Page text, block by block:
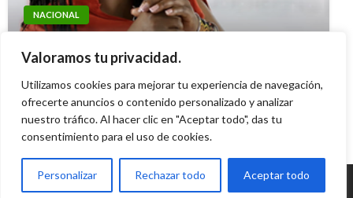
Valoramos tu privacidad.
Utilizamos cookies para mejorar tu experiencia de navegación,
ofrecerte anuncios o contenido personalizado y analizar
nuestro tráfico. Al hacer clic en "Aceptar todo", das tu
consentimiento para el uso de cookies.
Personalizar Rechazar todo Aceptar todo
NACIONAL
Márquez al África: «Es racismo puro y simple»
Ariel Cabrera miércoles mayo 10, 2023
NACIONAL
Ejército presta ayuda humanitaria a joven
madre de Timbiquí que perdió a su pequeño
Manuel Reyes Beltran lunes diciembre 3, 2018